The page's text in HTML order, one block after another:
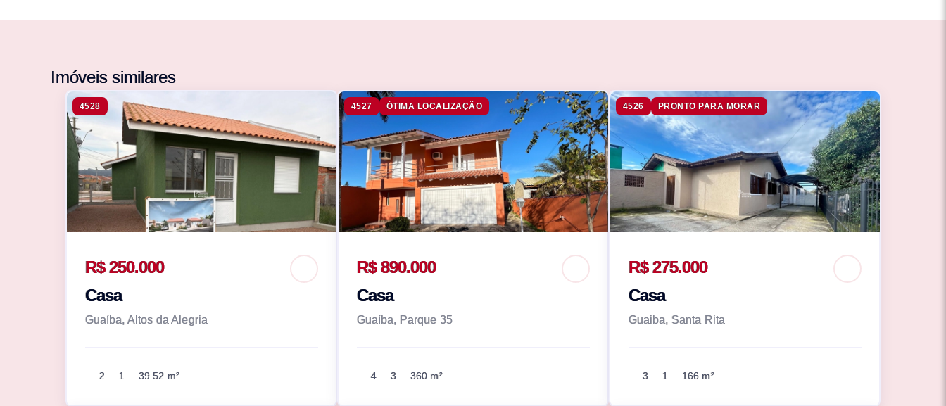
Imóveis similares
4528
R$ 250.000
Casa
Guaíba, Altos da Alegria
2 1 39.52 m²
4527 ÓTIMA LOCALIZAÇÃO
R$ 890.000
Casa
Guaíba, Parque 35
4 3 360 m²
4526 PRONTO PARA MORAR
R$ 275.000
Casa
Guaiba, Santa Rita
3 1 166 m²